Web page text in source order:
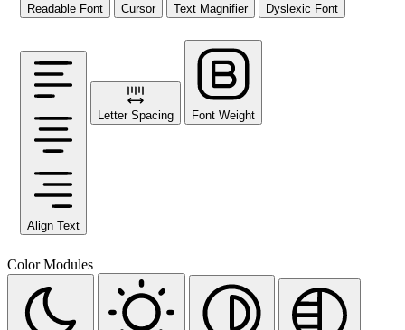
Readable Font Cursor Text Magnifier Dyslexic Font
Align Text
Letter Spacing Font Weight
Color Modules